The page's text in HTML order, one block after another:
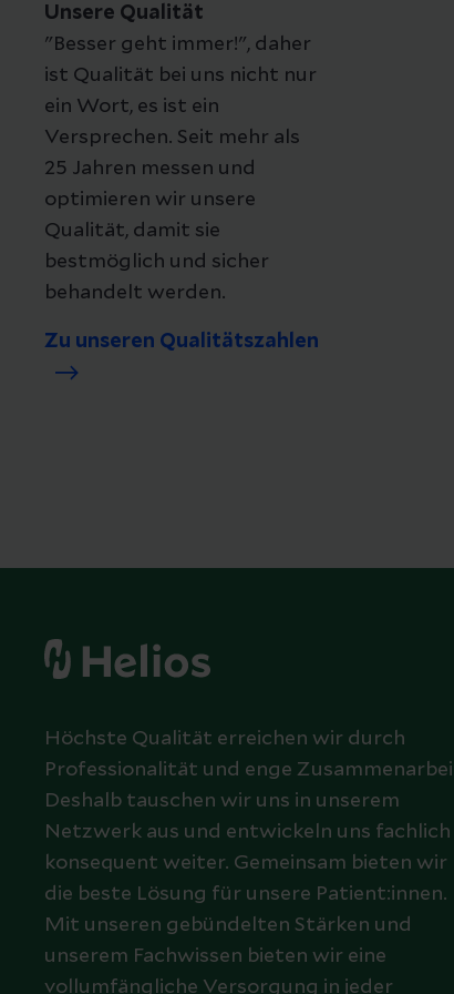
Unsere Qualität
"Besser geht immer!", daher
ist Qualität bei uns nicht nur
ein Wort, es ist ein
Versprechen. Seit mehr als
25 Jahren messen und
optimieren wir unsere
Qualität, damit sie
bestmöglich und sicher
behandelt werden.
Zu unseren Qualitätszahlen
Höchste Qualität erreichen wir durch
Professionalität und enge
Deshalb tauschen wir uns in unserem
Netzwerk aus und entwickeln uns fachlich
konsequent weiter. Gemeinsam bieten wir
die beste Lösung für unsere Patient:innen.
Mit unseren gebündelten Stärken und
unserem Fachwissen bieten wir eine
vollumfängliche Versorgung in jeder